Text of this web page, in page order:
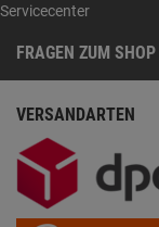
Servicecenter
FRAGEN ZUM SHOP
VERSANDARTEN